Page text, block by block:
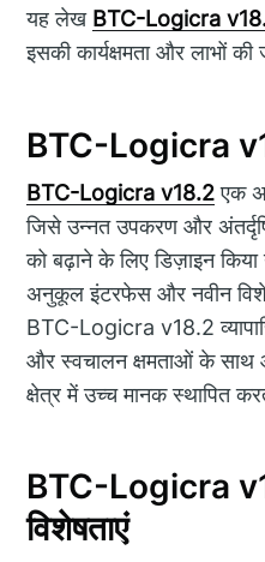
यह लेख BTC-Logicra
इसकी कार्यक्षमता और लाभों की
BTC-Logicra
BTC-Logicra v18.2एक
जिसे उन्नत उपकरण और
को बढ़ाने के लिए डिज़ाइन
अनुकूल इंटरफेस और नवीन
BTC-Logicra v18.2
और स्वचालन क्षमताओं के साथ
क्षेत्र में उच्च मानक स्थापित
BTC-Logicra
विशेषताएं